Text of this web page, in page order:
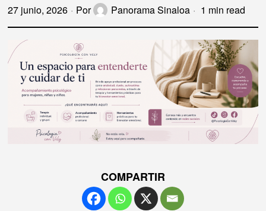
27 junio, 2026 Por Panorama Sinaloa 1 min read
COMPARTIR